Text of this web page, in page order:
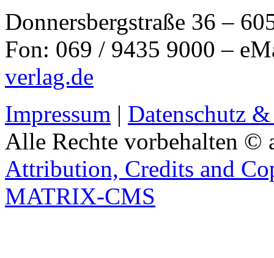
Donnersbergstraße 36 –
Fon: 069 / 9435 9000 –
verlag.de
Impressum | Datenschutz
Alle Rechte vorbehalten ©
Attribution, Credits and
MATRIX-CMS